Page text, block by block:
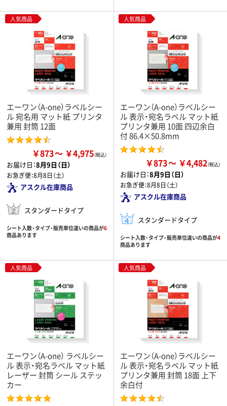
人気商品
エーワン（A-one）ラベルシー
ル 宛名用 マット紙 プリンタ
兼用 封筒 12面
￥873 ￥4,975
お届け日：8月9日（日）
お急ぎ便：8月8日（土）
アスクル在庫商品
スタンダードタイプ
シート入数・タイプ・販売単位違いの商品が6
商品あります
人気商品
エーワン（A-one）ラベルシー
ル 表示・宛名ラベル マット紙
プリンタ兼用 10面 四辺余白
付 86.4×50.8mm
￥873 ￥4,482
お届け日：8月9日（日）
お急ぎ便：8月8日（土）
アスクル在庫商品
スタンダードタイプ
シート入数・タイプ・販売単位違いの商品が4
商品あります
人気商品
エーワン（A-one） ラベルシー
ル 表示・宛名ラベル マット紙
レーザー 封筒 シール ステッ
カー
人気商品
エーワン（A-one）ラベルシー
ル 表示・宛名ラベル マット紙
プリンタ兼用 封筒 18面 上下
余白付